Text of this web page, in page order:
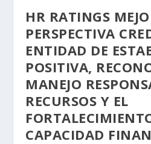
HR RATINGS
PERSPECTIVA
ENTIDAD DE
POSITIVA,
MANEJO
RECURSOS Y EL
CAPACIDAD